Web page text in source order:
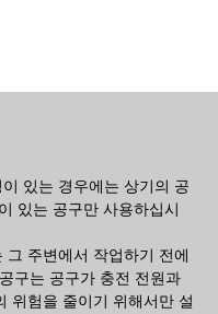
있는 경우에는 상기의 공
있는 공구만 사용하십시
주변에서 작업하기 전에
구는 공구가 충전 전원과
위험을 줄이기 위해서만 설